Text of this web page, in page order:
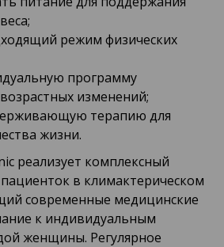
режим физических
программу
изменений;
терапию для
жизни.
реализует комплексный
в климактерическом
современные медицинские
к индивидуальным
женщины. Регулярное